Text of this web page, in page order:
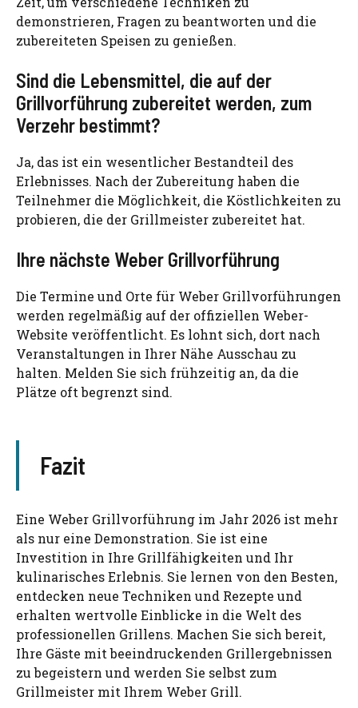
demonstrieren, Fragen zu beantworten und die
zubereiteten Speisen zu genießen.
Sind die Lebensmittel, die auf der
Grillvorführung zubereitet werden, zum
Verzehr bestimmt?
Ja, das ist ein wesentlicher Bestandteil des
Erlebnisses. Nach der Zubereitung haben die
Teilnehmer die Möglichkeit, die Köstlichkeiten zu
probieren, die der Grillmeister zubereitet hat.
Ihre nächste Weber Grillvorführung
Die Termine und Orte für Weber Grillvorführungen
werden regelmäßig auf der offiziellen Weber-
Website veröffentlicht. Es lohnt sich, dort nach
Veranstaltungen in Ihrer Nähe Ausschau zu
halten. Melden Sie sich frühzeitig an, da die
Plätze oft begrenzt sind.
Fazit
Eine Weber Grillvorführung im Jahr 2026 ist mehr
als nur eine Demonstration. Sie ist eine
Investition in Ihre Grillfähigkeiten und Ihr
kulinarisches Erlebnis. Sie lernen von den Besten,
entdecken neue Techniken und Rezepte und
erhalten wertvolle Einblicke in die Welt des
professionellen Grillens. Machen Sie sich bereit,
Ihre Gäste mit beeindruckenden Grillergebnissen
zu begeistern und werden Sie selbst zum
Grillmeister mit Ihrem Weber Grill.